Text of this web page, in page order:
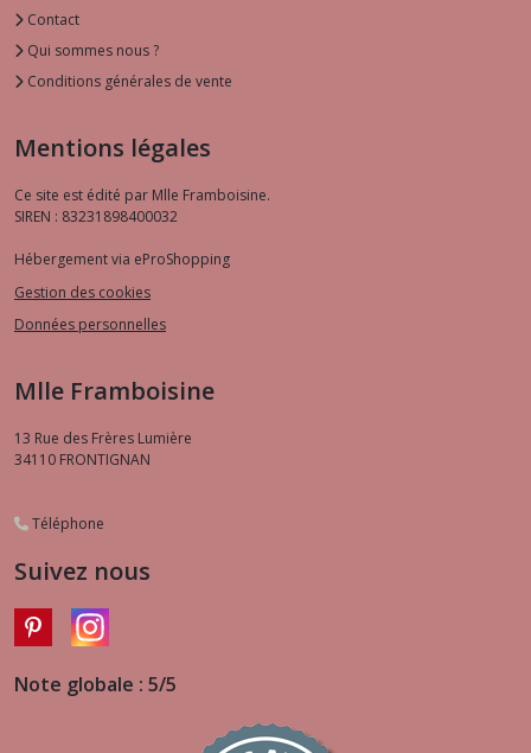
Contact
Qui sommes nous ?
Conditions générales de vente
Mentions légales
Ce site est édité par Mlle Framboisine.
SIREN : 83231898400032
Hébergement via eProShopping
Gestion des cookies
Données personnelles
Mlle Framboisine
13 Rue des Frères Lumière
34110 FRONTIGNAN
Téléphone
Suivez nous
Note globale : 5/5